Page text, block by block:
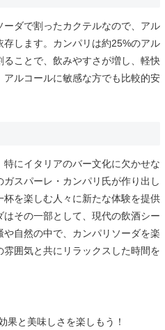
ダで割ったカクテルなので、アル
します。カンパリは約25%のアル
ことで、飲みやすさが増し、軽快
ルコールに敏感な方でも比較的安
にイタリアのバー文化に欠かせな
スパーレ・カンパリ氏が作り出し
を楽しむ人々に新たな体験を提供
その一部として、現代の飲酒シー
自然の中で、カンパリソーダを楽
囲気と共にリラックスした時間を
果と美味しさを楽しもう！